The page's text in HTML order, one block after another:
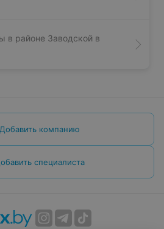
в районе Заводской в
Добавить компанию
специалиста